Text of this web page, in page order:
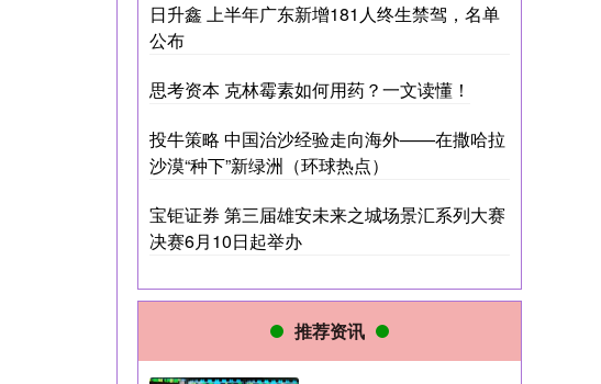
日升鑫 上半年广东新增181人终生禁驾，名单
公布
思考资本 克林霉素如何用药？一文读懂！
投牛策略 中国治沙经验走向海外——在撒哈拉
沙漠“种下”新绿洲（环球热点）
宝钜证券 第三届雄安未来之城场景汇系列大赛
决赛6月10日起举办
推荐资讯